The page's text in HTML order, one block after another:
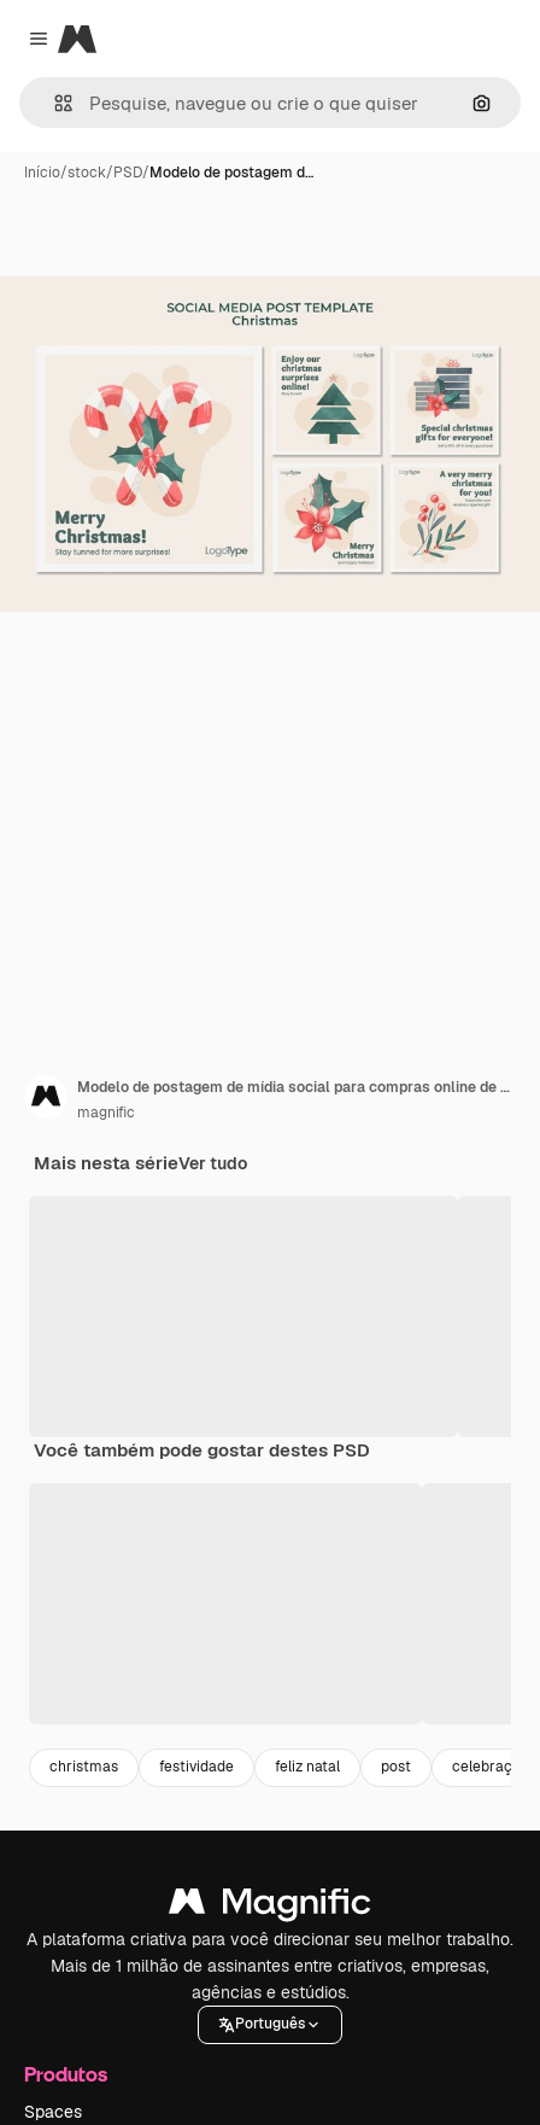
Close menu
Magnific
Início/stock/PSD/Modelo de postagem d…
Modelo de postagem de mídia social para compras online de natal
magnific
Mais nesta sérieVer tudo
Você também pode gostar destes PSD
christmas festividade feliz natal post celebração
A plataforma criativa para você direcionar seu melhor trabalho.
Mais de 1 milhão de assinantes entre criativos, empresas,
agências e estúdios.
Português
Produtos
Spaces